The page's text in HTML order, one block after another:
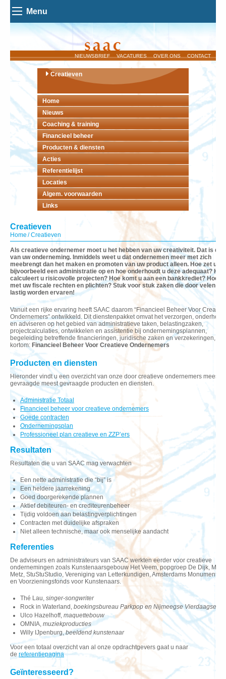
Menu
NIEUWSBRIEF VACATURES OVER ONS CONTACT
Creatieven
Home
Nieuws
Coaching & training
Financieel beheer
Producten & diensten
Acties
Referentielijst
Locaties
Algem. voorwaarden
Links
Creatieven
Home / Creatieven
Als creatieve ondernemer moet u het hebben van uw creativiteit. Dat is de
van uw onderneming. Inmiddels weet u dat ondernemen meer met zich
meebrengt dan het maken en promoten van uw product alleen. Hoe zet u
bijvoorbeeld een administratie op en hoe onderhoudt u deze adequaat? Hoe
calculeert u risicovolle projecten? Hoe komt u aan een bankkrediet? Hoe
met uw fiscale rechten en plichten? Stuk voor stuk zaken die door velen als
lastig worden ervaren!
Vanuit een rijke ervaring heeft SAAC daarom “Financieel Beheer Voor
Ondernemers” ontwikkeld. Dit dienstenpakket omvat het verzorgen,
en adviseren op het gebied van administratieve taken, belastingzaken,
projectcalculaties, ontwikkelen en assistentie bij ondernemingsplannen,
begeleiding betreffende financieringen, juridische zaken en verzekeringen,
kortom: Financieel Beheer Voor Creatieve Ondernemers
Producten en diensten
Hieronder vindt u een overzicht van onze door creatieve ondernemers meeste
gevraagde meest gevraagde producten en diensten.
Administratie Totaal
Financieel beheer voor creatieve ondernemers
Goede contracten
Ondernemingsplan
Professioneel plan creatieve en ZZP’ers
Resultaten
Resultaten die u van SAAC mag verwachten
Een nette administratie die “bij” is
Een heldere jaarrekening
Goed doorgerekende plannen
Aktief debiteuren- en crediteurenbeheer
Tijdig voldoen aan belastingverplichtingen
Contracten met duidelijke afspraken
Niet alleen technische, maar ook menselijke aandacht
Referenties
De adviseurs en administrateurs van SAAC werkten eerder voor creatieve
ondernemingen zoals Kunstenaarsgebouw Het Veem, popgroep De Dijk,
Metz, StuStuStudio, Vereniging van Letterkundigen, Amsterdams
en Voorzieningsfonds voor Kunstenaars.
Thé Lau, singer-songwriter
Rock in Waterland, boekingsbureau Parkpop en Nijmeegse Vierdaagse
Ulco Hazelhoff, maquettebouw
OMNIA, muziekproducties
Willy IJpenburg,beeldend kunstenaar
Voor een totaal overzicht van al onze opdrachtgevers gaat u naar
de referentiepagina
Geïnteresseerd?